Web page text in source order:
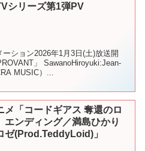
シリーズ第1弾PV
ーション2026年1月3日(土)放送開
」 SawanoHiroyuki:Jean-
MUSIC）...
メ「コードギアス 奪還のロ
エンディング／満島ひかり
ゼ(Prod.TeddyLoid)」